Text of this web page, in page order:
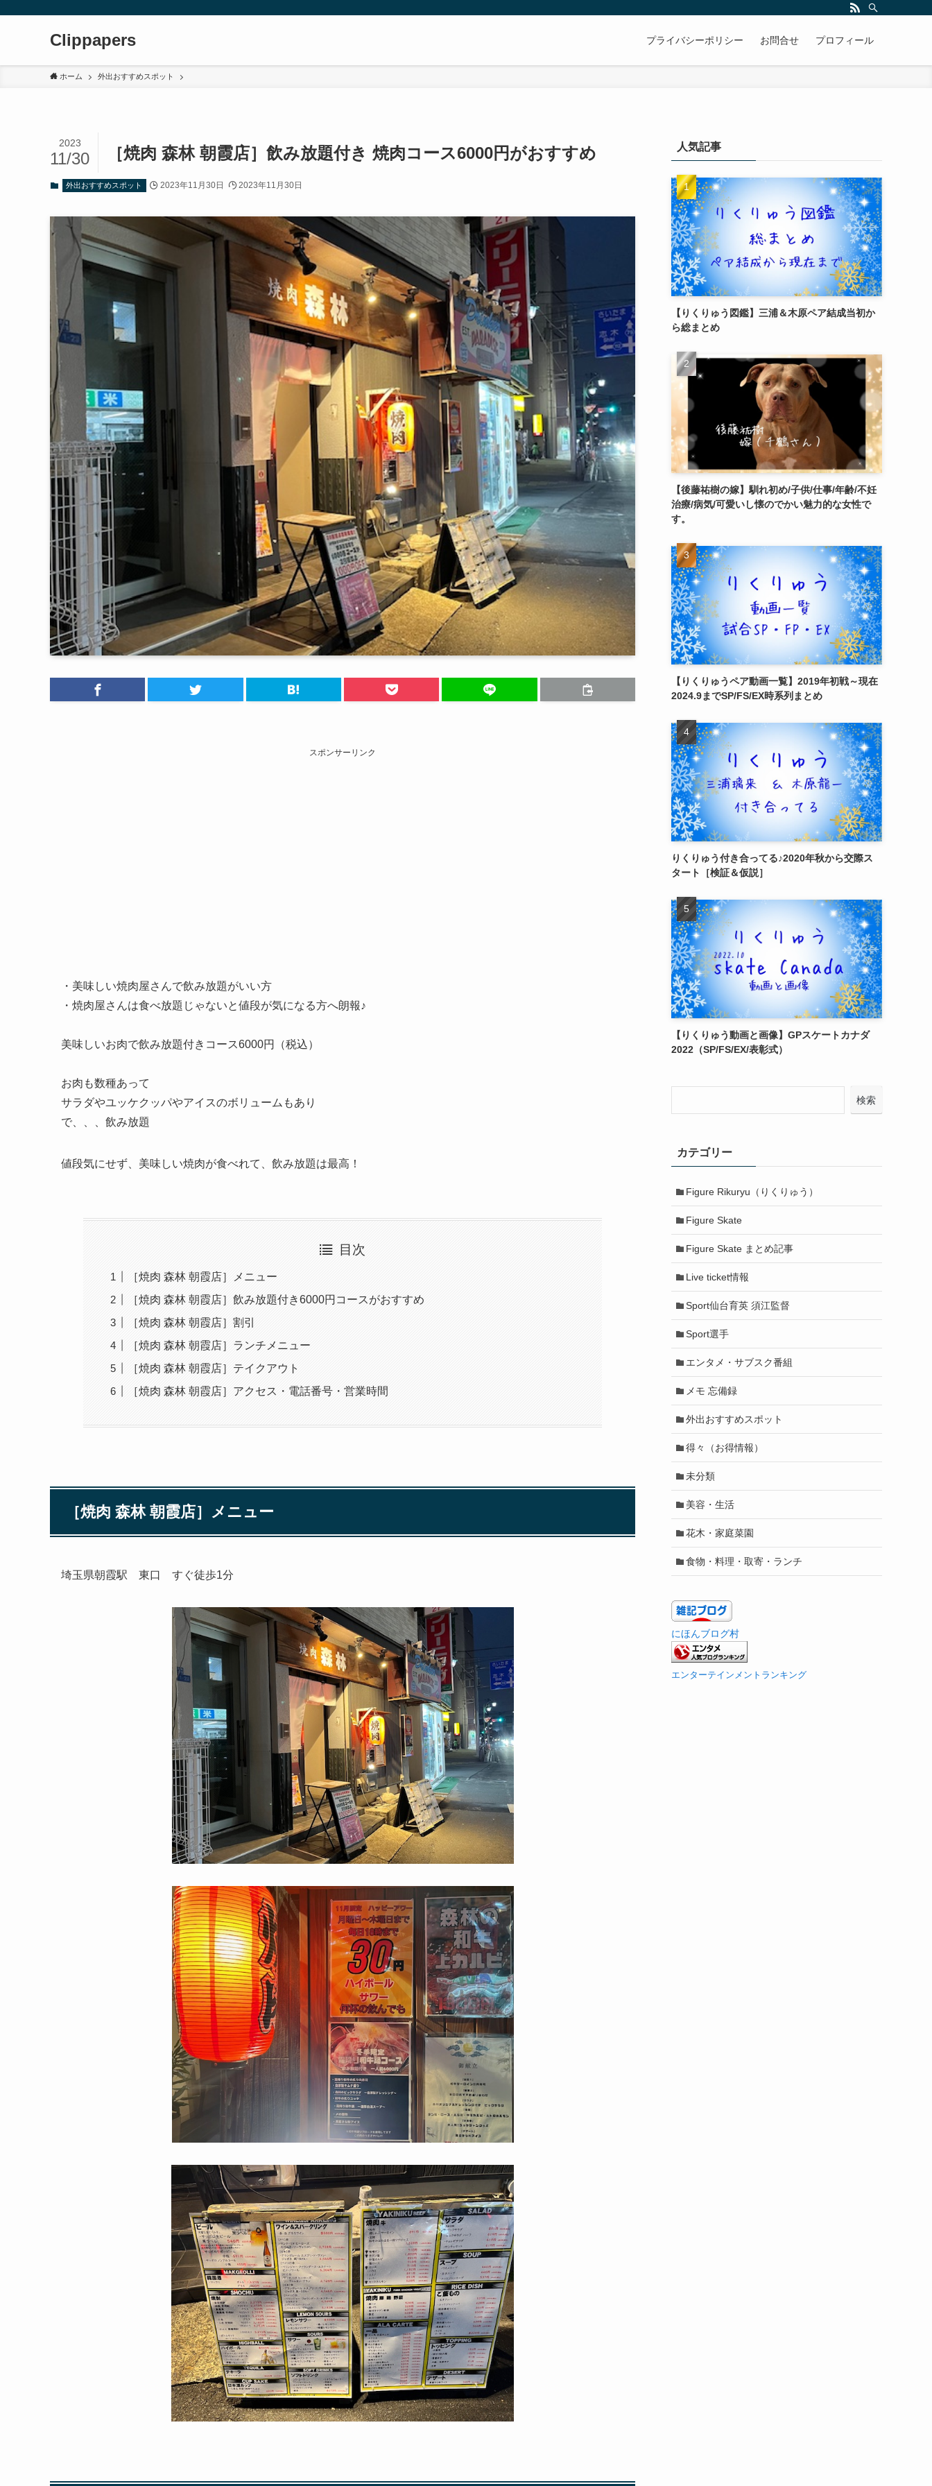
Clippapers プライバシーポリシー お問合せ プロフィール
ホーム 外出おすすめスポット
［焼肉 森林 朝霞店］飲み放題付き 焼肉コース6000円がおすすめ
2023
11/30
外出おすすめスポット 2023年11月30日 2023年11月30日
スポンサーリンク
・美味しい焼肉屋さんで飲み放題がいい方
・焼肉屋さんは食べ放題じゃないと値段が気になる方へ朗報♪
美味しいお肉で飲み放題付きコース6000円（税込）
お肉も数種あって
サラダやユッケクッパやアイスのボリュームもあり
で、、、飲み放題
値段気にせず、美味しい焼肉が食べれて、飲み放題は最高！
目次
［焼肉 森林 朝霞店］メニュー
［焼肉 森林 朝霞店］飲み放題付き6000円コースがおすすめ
［焼肉 森林 朝霞店］割引
［焼肉 森林 朝霞店］ランチメニュー
［焼肉 森林 朝霞店］テイクアウト
［焼肉 森林 朝霞店］アクセス・電話番号・営業時間
［焼肉 森林 朝霞店］メニュー
埼玉県朝霞駅 東口 すぐ徒歩1分
人気記事
【りくりゅう図鑑】三浦＆木原ペア結成当初か
ら総まとめ
【後藤祐樹の嫁】馴れ初め/子供/仕事/年齢/不妊
治療/病気/可愛いし懐のでかい魅力的な女性で
す。
【りくりゅうペア動画一覧】2019年初戦～現在
2024.9までSP/FS/EX時系列まとめ
りくりゅう付き合ってる♪2020年秋から交際ス
タート［検証＆仮説］
【りくりゅう動画と画像】GPスケートカナダ
2022（SP/FS/EX/表彰式）
検索
カテゴリー
Figure Rikuryu（りくりゅう）
Figure Skate
Figure Skate まとめ記事
Live ticket情報
Sport仙台育英 須江監督
Sport選手
エンタメ・サブスク番組
メモ 忘備録
外出おすすめスポット
得々（お得情報）
未分類
美容・生活
花木・家庭菜園
食物・料理・取寄・ランチ
にほんブログ村
エンターテインメントランキング